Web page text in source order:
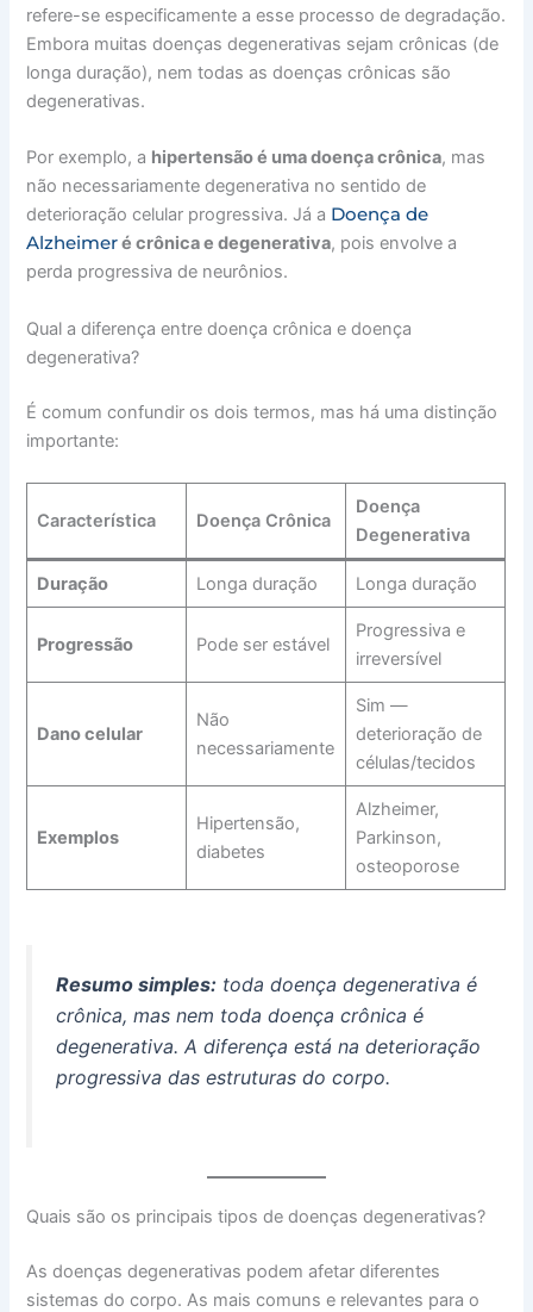
refere-se especificamente a esse processo de degradação.
Embora muitas doenças degenerativas sejam crônicas (de
longa duração), nem todas as doenças crônicas são
degenerativas.
Por exemplo, a hipertensão é uma doença crônica, mas
não necessariamente degenerativa no sentido de
deterioração celular progressiva. Já a Doença de
Alzheimeré crônica e degenerativa, pois envolve a
perda progressiva de neurônios.
Qual a diferença entre doença crônica e doença
degenerativa?
É comum confundir os dois termos, mas há uma distinção
importante:
Característica Doença Crônica
Doença
Degenerativa
Duração Longa duração Longa duração
Progressão Pode ser estável
Progressiva e
irreversível
Dano celular
Não
necessariamente
Sim —
deterioração de
células/tecidos
Exemplos
Hipertensão,
diabetes
Alzheimer,
Parkinson,
osteoporose
Resumo simples: toda doença degenerativa é
crônica, mas nem toda doença crônica é
degenerativa. A diferença está na deterioração
progressiva das estruturas do corpo.
Quais são os principais tipos de doenças degenerativas?
As doenças degenerativas podem afetar diferentes
sistemas do corpo. As mais comuns e relevantes para o